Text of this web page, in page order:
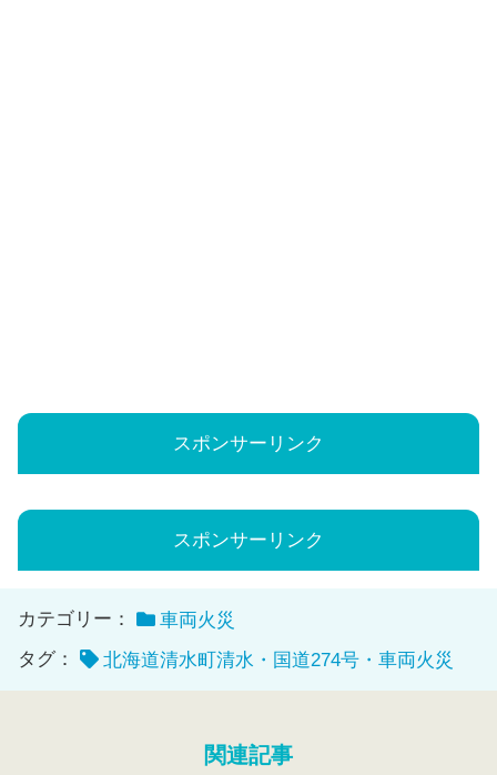
スポンサーリンク
スポンサーリンク
カテゴリー：
車両火災
タグ：
北海道清水町清水・国道274号・車両火災
関連記事